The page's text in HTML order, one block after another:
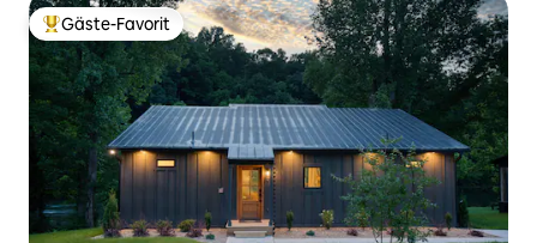
Beliebter Gäste-Favorit.
Gäste-Favorit